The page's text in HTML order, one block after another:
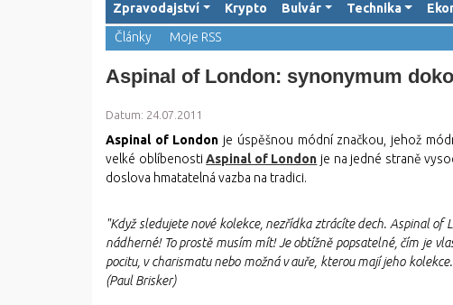
Zpravodajství Krypto Bulvár Technika
Články
Moje RSS
Aspinal of London: synonymum
Datum: 24.07.2011
Aspinal of London je úspěšnou módní značkou, jehož
velké oblíbenostiAspinal of London je na jedné straně
doslova hmatatelná vazba na tradici.
"Když sledujete nové kolekce, nezřídka ztrácíte dech. Aspinal of
nádherné! To prostě musím mít! Je obtížně popsatelné, čím je
pocitu, v charismatu nebo možná v auře, kterou mají jeho
(Paul Brisker)